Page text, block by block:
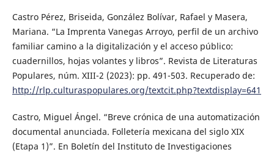
Castro Pérez, Briseida, González Bolívar, Rafael y Masera,
Mariana. “La Imprenta Vanegas Arroyo, perfil de un archivo
familiar camino a la digitalización y el acceso público:
cuadernillos, hojas volantes y libros”. Revista de Literaturas
Populares, núm. XIII-2 (2023): pp. 491-503. Recuperado de:
http://rlp.culturaspopulares.org/textcit.php?textdisplay=641
Castro, Miguel Ángel. “Breve crónica de una automatización
documental anunciada. Folletería mexicana del siglo XIX
(Etapa 1)”. En Boletín del Instituto de Investigaciones